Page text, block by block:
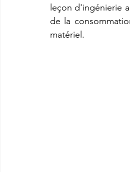
leçon d'ingénierie
de la
matériel.